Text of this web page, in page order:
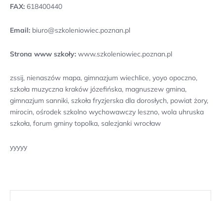
FAX: 618400440
Email: biuro@szkoleniowiec.poznan.pl
Strona www szkoły: www.szkoleniowiec.poznan.pl
zssij, nienaszów mapa, gimnazjum wiechlice, yoyo opoczno,
szkoła muzyczna kraków józefińska, magnuszew gmina,
gimnazjum sanniki, szkoła fryzjerska dla dorosłych, powiat żory,
mirocin, ośrodek szkolno wychowawczy leszno, wola uhruska
szkoła, forum gminy topolka, salezjanki wrocław
yyyyy